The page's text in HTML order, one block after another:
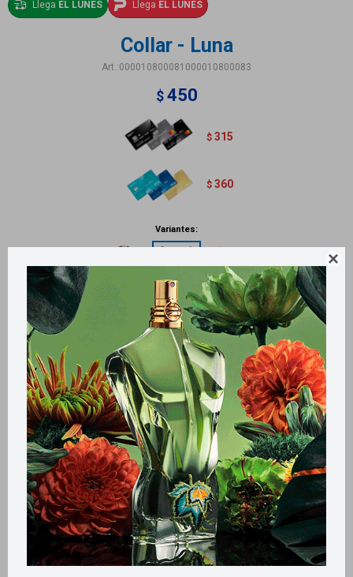

Llega EL LUNES Llega EL LUNES
Collar - Luna
000010800081000010800083
$ 450
$ 315
$ 360
Variantes:
Métodos y costos de envío
Retiros gratuitos en tiendas
Productos que te pueden interesar